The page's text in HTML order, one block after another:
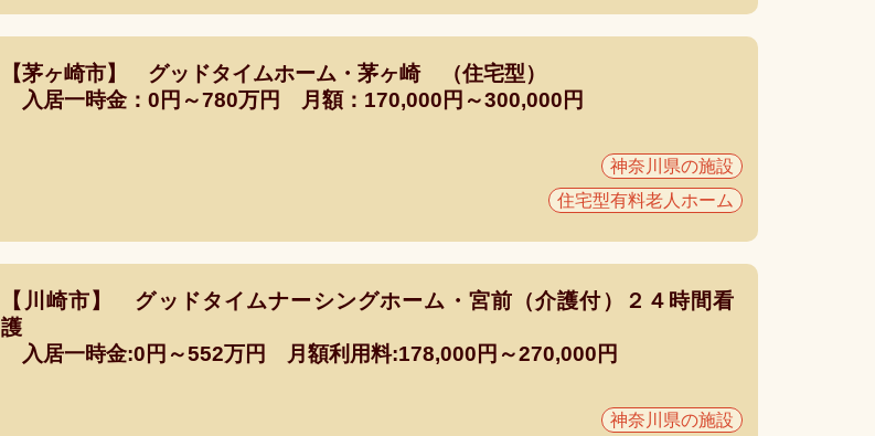
【茅ヶ崎市】 グッドタイムホーム・茅ヶ崎 （住宅型）
入居一時金：0円～780万円 月額：170,000円～300,000円
神奈川県の施設
住宅型有料老人ホーム
【川崎市】 グッドタイムナーシングホーム・宮前（介護付）２４時間看
護
入居一時金:0円～552万円 月額利用料:178,000円～270,000円
神奈川県の施設